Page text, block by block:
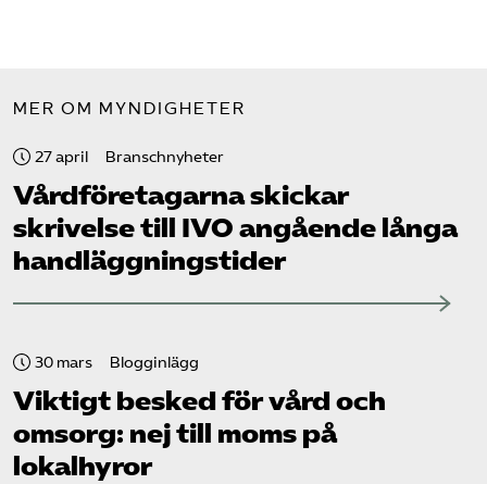
MER OM MYNDIGHETER
27 april Branschnyheter
Vård­företagarna skickar
skrivelse till IVO angående långa
handläggningstider
30 mars Blogginlägg
Viktigt besked för vård och
omsorg: nej till moms på
lokalhyror